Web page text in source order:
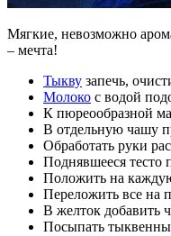
Мягкие, невозможно
– мечта!
Тыкву запечь,
Молоко с водой
К пюреообразной
В отдельную чашу
Обработать руки
Поднявшееся тесто
Положить на
Переложить все на
В желток добавить
Посыпать